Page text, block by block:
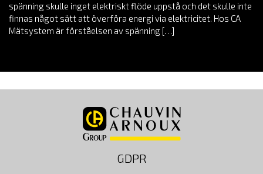
spänning skulle inget elektriskt flöde uppstå och det skulle inte
finnas något sätt att överföra energi via elektricitet. Hos CA
Mätsystem är förståelsen av spänning […]
GDPR